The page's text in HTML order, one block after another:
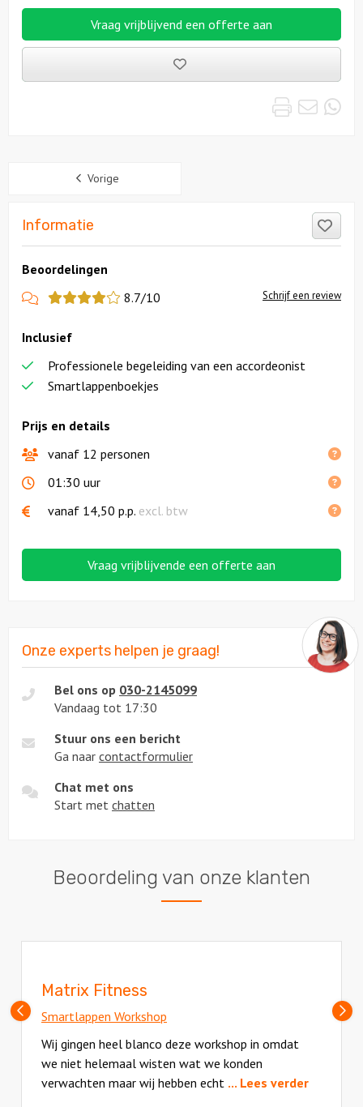
Vraag vrijblijvend een offerte aan
uitjes
Print
Vorige
Informatie
Beoordelingen
View
reviews
8.7/10 Schrijf een review
Prijs en details
vanaf 12 personen
01:30 uur
vanaf 14,50 p.p. excl. btw
Inclusief
Professionele begeleiding van een accordeonist
Smartlappenboekjes
Vraag vrijblijvende een offerte aan
Onze experts helpen je graag!
Bel ons op 030-2145099
Vandaag tot 17:30
Stuur ons een bericht
Ga naar contactformulier
Chat met ons
Start met chatten
Beoordeling van onze klanten
Vorige
slide
Matrix Fitness
Smartlappen Workshop
Wij gingen heel blanco deze workshop in omdat
we niet helemaal wisten wat we konden
verwachten maar wij hebben echt ... Lees verder